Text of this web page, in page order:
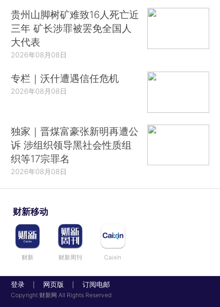
贵州山脚树矿难致16人死亡近
三年 矿长涉罪被罢免全国人
大代表
2026年08月08日
专栏｜沃什遭遇信任危机
2026年08月08日
独家｜晋煤富豪张新明再遭公
诉 涉组织领导黑社会性质组
织等17宗罪名
2026年08月08日
财新移动
财新 财新周刊 Caixin
登录 网页版 订阅电邮
Copyright 财新网 All Rights Reserved